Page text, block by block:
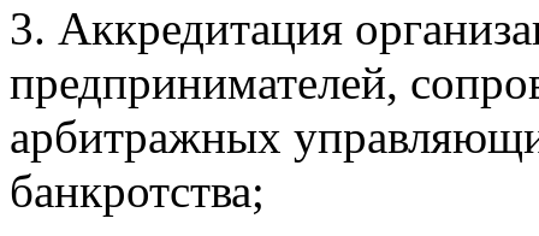
3. Аккредитация
предпринимателей,
арбитражных
банкротства;